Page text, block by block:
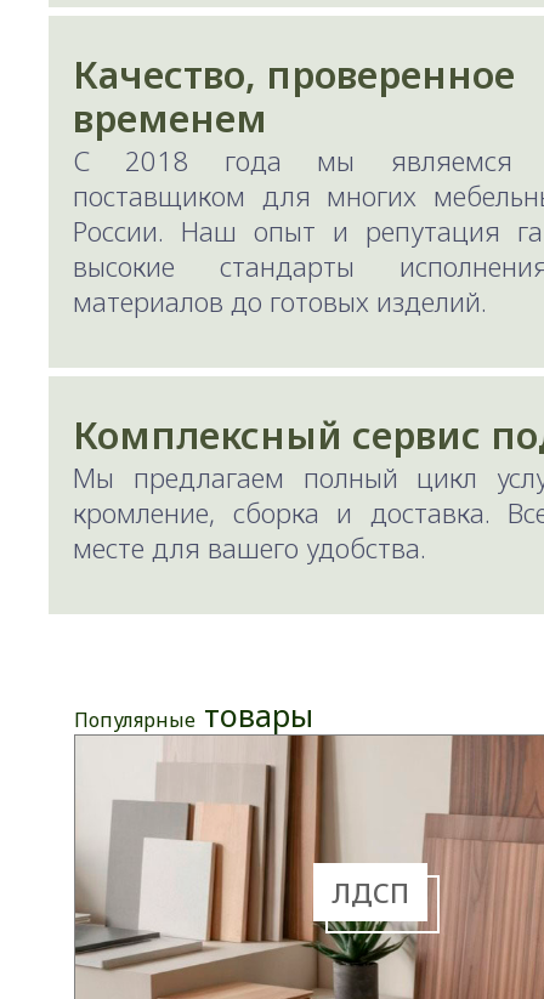
Качество, проверенное
временем
С 2018 года мы являемся
поставщиком для многих
России. Наш опыт и репутация
высокие стандарты
материалов до готовых изделий.
Комплексный сервис
Мы предлагаем полный цикл
кромление, сборка и доставка.
месте для вашего удобства.
Популярные товары
ЛДСП